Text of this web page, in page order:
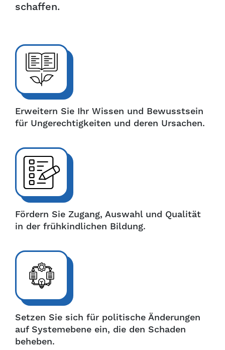
schaffen.
Erweitern Sie Ihr Wissen und Bewusstsein
für Ungerechtigkeiten und deren Ursachen.
Fördern Sie Zugang, Auswahl und Qualität
in der frühkindlichen Bildung.
Setzen Sie sich für politische Änderungen
auf Systemebene ein, die den Schaden
beheben.